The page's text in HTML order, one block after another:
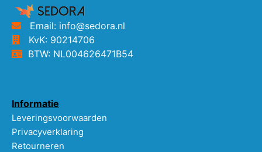
Email: info@sedora.nl
KvK: 90214706
BTW: NL004626471B54
Informatie
Leveringsvoorwaarden
Privacyverklaring
Retourneren